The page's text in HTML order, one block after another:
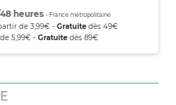
heures - France métropolitaine
de 3,99€ - Gratuitedès 49€
5,99€ - Gratuitedès 89€